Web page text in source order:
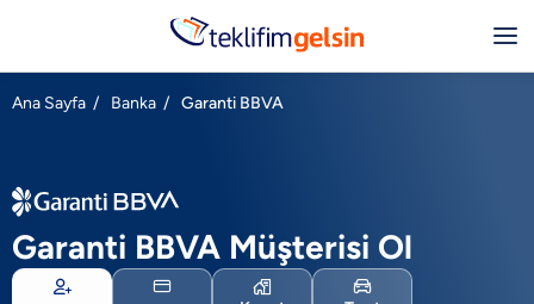
Ana Sayfa / Banka / Garanti BBVA
Garanti BBVA Müşterisi Ol
   